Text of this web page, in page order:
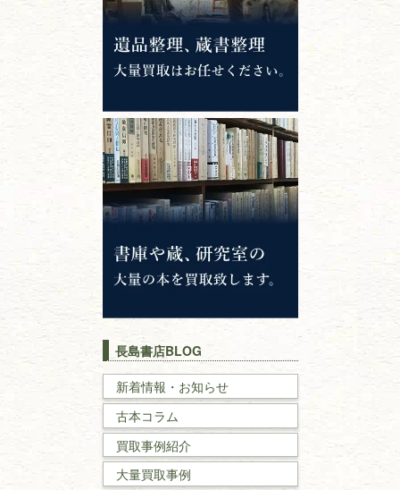
専門書・ 学術書
哲学書・思想書
心理学・倫理学
仏教書
神道・神社仏閣
イスラム教
キリスト教
世界史・
戦記・戦史
国文学・
理工書
長島書店BLOG
新着情報・お知らせ
古本コラム
買取事例紹介
大量買取事例